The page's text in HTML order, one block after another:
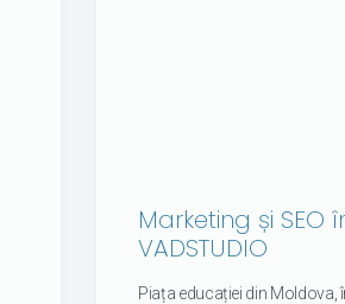
Marketing și
VADSTUDIO
Piața educației din Moldova,